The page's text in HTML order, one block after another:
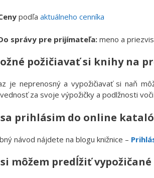
podľaaktuálneho cenníka
správy pre prijímateľa:meno a
požičiavať si knihy na
je neprenosný a vypožičiavať si naň
za svoje výpožičky a podlžnosti voči
prihlásim do online
návod nájdete na blogu knižnice –
môžem predĺžiť